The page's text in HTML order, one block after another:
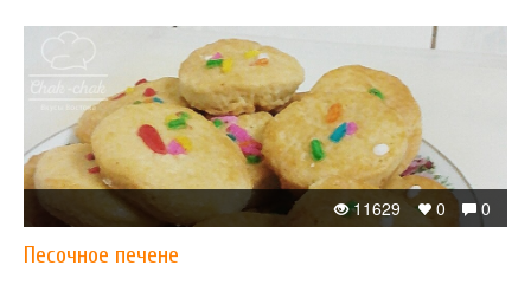
0
0
11629
Песочное печене